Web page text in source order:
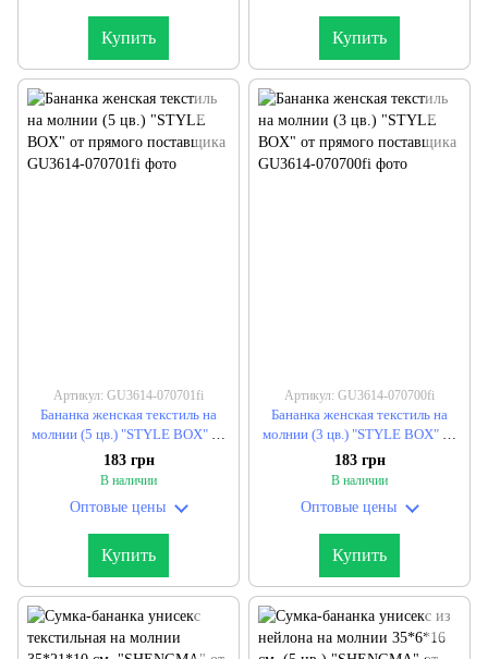
Купить Купить
Артикул: GU3614-070701fi
Бананка женская текстиль на
молнии (5 цв.) "STYLE BOX" от
прямого поставщика
183 грн
В наличии
Оптовые цены
Купить
Артикул: GU3614-070700fi
Бананка женская текстиль на
молнии (3 цв.) "STYLE BOX" от
прямого поставщика
183 грн
В наличии
Оптовые цены
Купить